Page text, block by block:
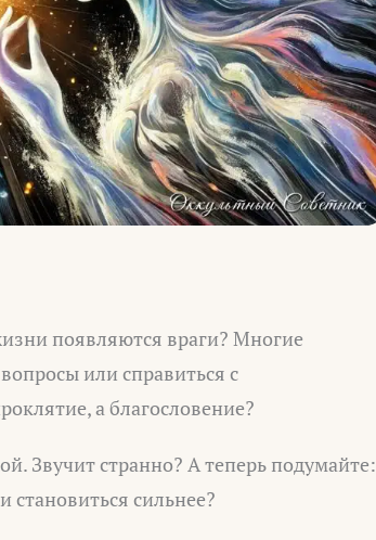
появляются враги? Многие
или справиться с
а благословение?
Звучит странно? А теперь подумайте:
становиться сильнее?